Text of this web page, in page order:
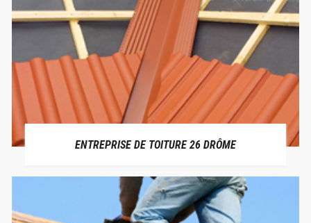
ENTREPRISE DE TOITURE 26 DRÔME